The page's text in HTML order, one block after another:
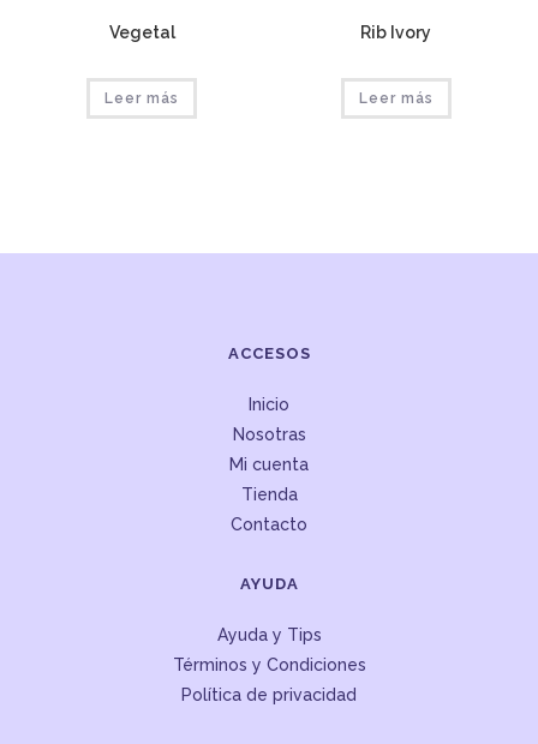
Vegetal
Leer más
Rib Ivory
Leer más
ACCESOS
Inicio
Nosotras
Mi cuenta
Tienda
Contacto
AYUDA
Ayuda y Tips
Términos y Condiciones
Política de privacidad